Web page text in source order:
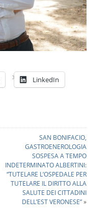
LinkedIn
SAN BONIFACIO,
GASTROENEROLOGIA
SOSPESA A TEMPO
INDETERMINATO ALBERTINI:
“TUTELARE L’OSPEDALE PER
TUTELARE IL DIRITTO ALLA
SALUTE DEI CITTADINI
DELL’EST VERONESE”»